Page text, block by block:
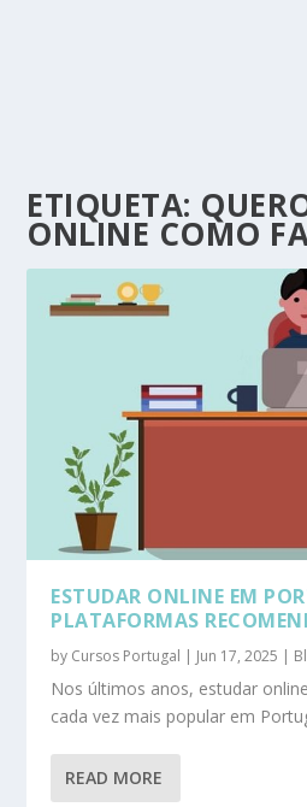
ETIQUETA:
ONLINE COMO
ESTUDAR ONLINE EM
PLATAFORMAS
by Cursos Portugal | Jun 17, 2025 |
Nos últimos anos, estudar
cada vez mais popular em
READ MORE